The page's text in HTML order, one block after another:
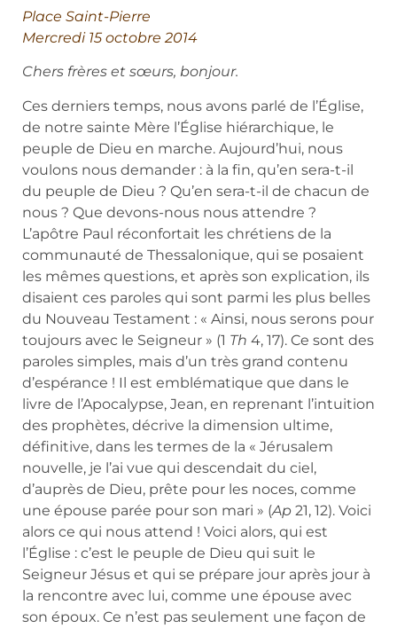
Place Saint-Pierre
Mercredi 15 octobre 2014
Chers frères et sœurs, bonjour.
Ces derniers temps, nous avons parlé de l’Église,
de notre sainte Mère l’Église hiérarchique, le
peuple de Dieu en marche. Aujourd’hui, nous
voulons nous demander : à la fin, qu’en sera-t-il
du peuple de Dieu ? Qu’en sera-t-il de chacun de
nous ? Que devons-nous nous attendre ?
L’apôtre Paul réconfortait les chrétiens de la
communauté de Thessalonique, qui se posaient
les mêmes questions, et après son explication, ils
disaient ces paroles qui sont parmi les plus belles
du Nouveau Testament : « Ainsi, nous serons pour
toujours avec le Seigneur » (1 Th 4, 17). Ce sont des
paroles simples, mais d’un très grand contenu
d’espérance ! Il est emblématique que dans le
livre de l’Apocalypse, Jean, en reprenant l’intuition
des prophètes, décrive la dimension ultime,
définitive, dans les termes de la « Jérusalem
nouvelle, je l’ai vue qui descendait du ciel,
d’auprès de Dieu, prête pour les noces, comme
une épouse parée pour son mari » (Ap 21, 12). Voici
alors ce qui nous attend ! Voici alors, qui est
l’Église : c’est le peuple de Dieu qui suit le
Seigneur Jésus et qui se prépare jour après jour à
la rencontre avec lui, comme une épouse avec
son époux. Ce n’est pas seulement une façon de